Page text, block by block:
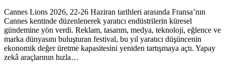
Cannes Lions 2026, 22-26 Haziran tarihleri arasında Fransa’nın
Cannes kentinde düzenlenerek yaratıcı endüstrilerin küresel
gündemine yön verdi. Reklam, tasarım, medya, teknoloji, eğlence ve
marka dünyasını buluşturan festival, bu yıl yaratıcı düşüncenin
ekonomik değer üretme kapasitesini yeniden tartışmaya açtı. Yapay
zekâ araçlarının hızla…